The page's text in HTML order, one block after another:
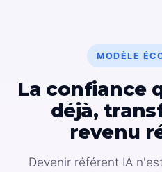
MODÈLE
La confiance
déjà,
revenu
Devenir référent IA